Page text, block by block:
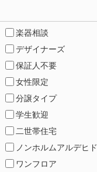
楽器相談
デザイナーズ
保証人不要
女性限定
分譲タイプ
学生歓迎
二世帯住宅
ノンホルムアルデヒド
ワンフロア